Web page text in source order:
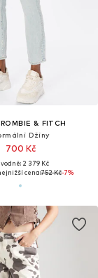
& FITCH
Džíny
700 Kč
2 379 Kč
cena:752 Kč-7%